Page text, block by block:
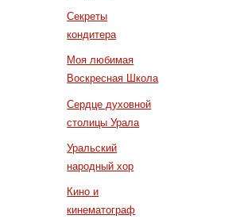
Секреты
кондитера
Моя любимая
Воскресная Школа
Сердце духовной
столицы Урала
Уральский
народный хор
Кино и
кинематограф